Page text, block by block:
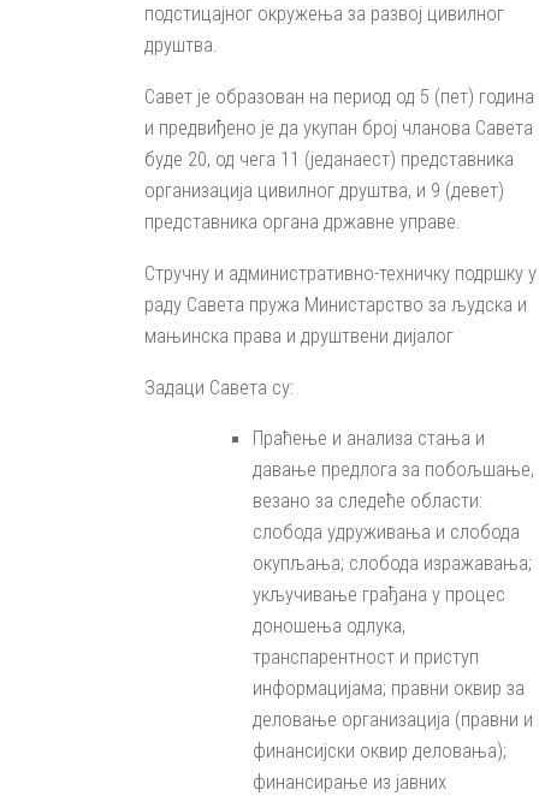
подстицајног окружења за развој цивилног
друштва.
Савет је образован на период од 5 (пет) година
и предвиђено је да укупан број чланова Савета
буде 20, од чега 11 (једанаест) представника
организација цивилног друштва, и 9 (девет)
представника органа државне управе.
Стручну и административно-техничку подршку у
раду Савета пружа Министарство за људска и
мањинска права и друштвени дијалог
Задаци Савета су:
Праћење и анализа стања и
давање предлога за побољшање,
везано за следеће области:
слобода удруживања и слобода
окупљања; слобода изражавања;
укључивање грађана у процес
доношења одлука,
транспарентност и приступ
информацијама; правни оквир за
деловање организација (правни и
финансијски оквир деловања);
финансирање из јавних